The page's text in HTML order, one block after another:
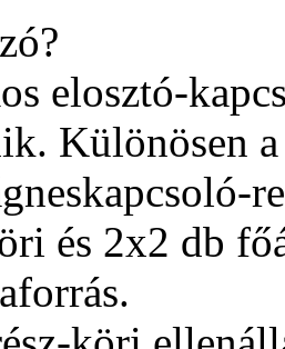
elosztó-
Különösen
és 2x2 db